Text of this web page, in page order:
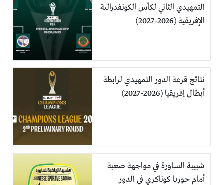
التمهيدي الثاني لكأس الكونفدرالية
الإفريقية (2026-2027)
نتائج قرعة الدور التمهيدي لرابطة
أبطال إفريقيا (2026-2027)
شبيبة الساورة في مواجهة صعبة
أمام حوريا كوناكري في الدور